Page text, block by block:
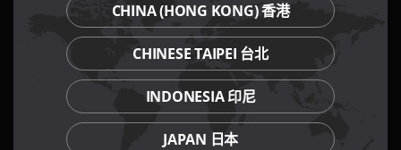
我们的餐饮品牌
CHINA (HONG KONG) 香港
CHINESE TAIPEI 台北
INDONESIA 印尼
JAPAN 日本